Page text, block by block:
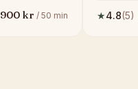
900kr / 50 min ★4.8(5)